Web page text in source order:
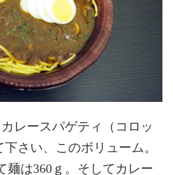
レースパゲティ（コロッ
さい、このボリューム。
麺は360ｇ。そしてカレー